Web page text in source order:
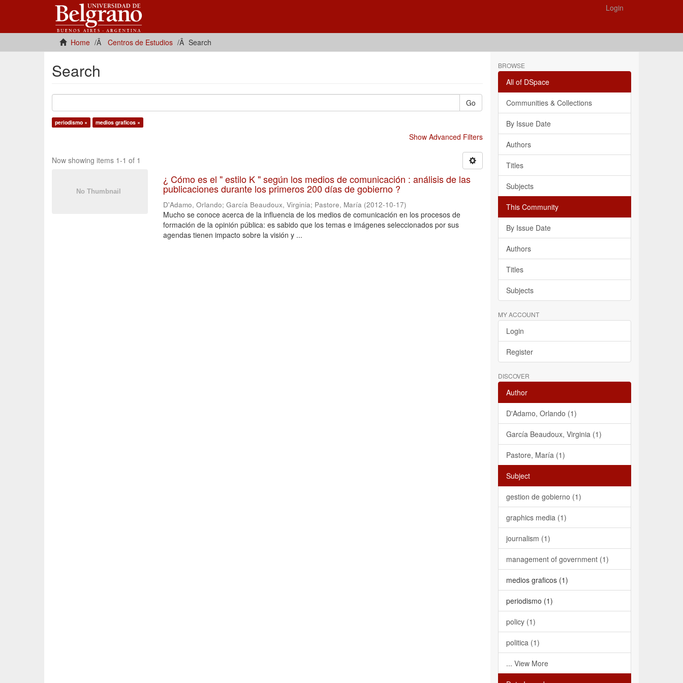
Login
Home Centros de Estudios Search
Search
Go
periodismo × medios graficos ×
Show Advanced Filters
Now showing items 1-1 of 1
¿ Cómo es el " estilo K " según los medios de comunicación : análisis de las
publicaciones durante los primeros 200 días de gobierno ?
D'Adamo, Orlando;García Beaudoux, Virginia; Pastore, María (2012-10-17)
Mucho se conoce acerca de la influencia de los medios de comunicación en los procesos de
formación de la opinión pública: es sabido que los temas e imágenes seleccionados por sus
agendas tienen impacto sobre la visión y ...
BROWSE
All of DSpace
Communities & Collections
By Issue Date
Authors
Titles
Subjects
This Community
By Issue Date
Authors
Titles
Subjects
MY ACCOUNT
Login
Register
DISCOVER
Author
D'Adamo, Orlando (1)
García Beaudoux, Virginia (1)
Pastore, María (1)
Subject
gestion de gobierno (1)
graphics media (1)
journalism (1)
management of government (1)
medios graficos (1)
periodismo (1)
policy (1)
politica (1)
... View More